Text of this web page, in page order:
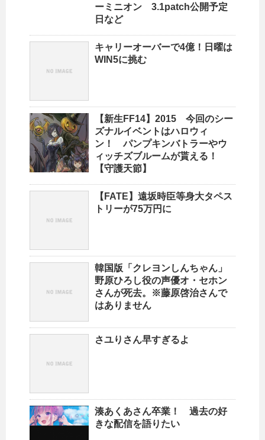
ーミニオン 3.1patch公開予定
日など
キャリーオーバーで4億！日曜は
WIN5に挑む
【新生FF14】2015 今回のシー
ズナルイベントはハロウィ
ン！ パンプキンバトラーやウ
ィッチズブルームが貰える！
【守護天節】
【FATE】遠坂時臣等身大タペス
トリーが75万円に
韓国版「クレヨンしんちゃん」
野原ひろし役の声優オ・セホン
さんが死去。※藤原啓治さんで
はありません
さユりさん早すぎるよ
湊あくあさん卒業！ 過去の好
きな配信を語りたい